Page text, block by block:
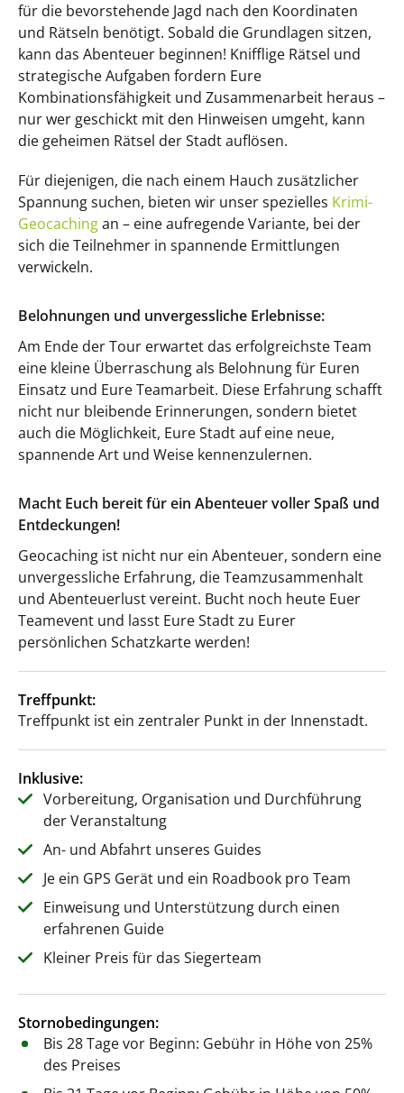
für die bevorstehende Jagd nach den Koordinaten
und Rätseln benötigt. Sobald die Grundlagen sitzen,
kann das Abenteuer beginnen! Knifflige Rätsel und
strategische Aufgaben fordern Eure
Kombinationsfähigkeit und Zusammenarbeit heraus –
nur wer geschickt mit den Hinweisen umgeht, kann
die geheimen Rätsel der Stadt auflösen.
Für diejenigen, die nach einem Hauch zusätzlicher
Spannung suchen, bieten wir unser spezielles Krimi-
Geocachingan – eine aufregende Variante, bei der
sich die Teilnehmer in spannende Ermittlungen
verwickeln.
Belohnungen und unvergessliche Erlebnisse:
Am Ende der Tour erwartet das erfolgreichste Team
eine kleine Überraschung als Belohnung für Euren
Einsatz und Eure Teamarbeit. Diese Erfahrung schafft
nicht nur bleibende Erinnerungen, sondern bietet
auch die Möglichkeit, Eure Stadt auf eine neue,
spannende Art und Weise kennenzulernen.
Macht Euch bereit für ein Abenteuer voller Spaß und
Entdeckungen!
Geocaching ist nicht nur ein Abenteuer, sondern eine
unvergessliche Erfahrung, die Teamzusammenhalt
und Abenteuerlust vereint. Bucht noch heute Euer
Teamevent und lasst Eure Stadt zu Eurer
persönlichen Schatzkarte werden!
Treffpunkt:
Treffpunkt ist ein zentraler Punkt in der Innenstadt.
Inklusive:
Vorbereitung, Organisation und Durchführung
der Veranstaltung
An- und Abfahrt unseres Guides
Je ein GPS Gerät und ein Roadbook pro Team
Einweisung und Unterstützung durch einen
erfahrenen Guide
Kleiner Preis für das Siegerteam
Stornobedingungen:
Bis 28 Tage vor Beginn: Gebühr in Höhe von 25%
des Preises